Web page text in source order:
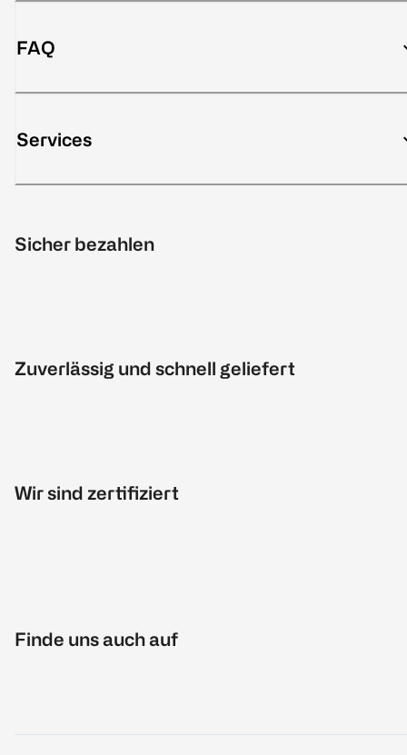
FAQ
Services
Sicher bezahlen
Zuverlässig und schnell geliefert
Wir sind zertifiziert
Finde uns auch auf